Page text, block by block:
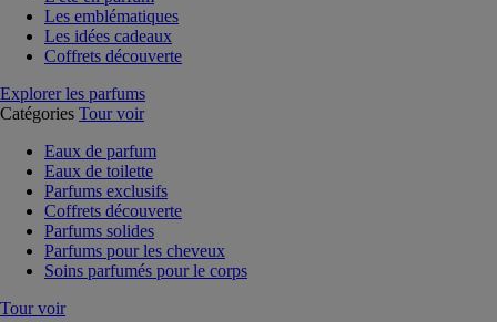
Les emblématiques
Les idées cadeaux
Coffrets découverte
Explorer les parfums
Catégories Tour voir
Eaux de parfum
Eaux de toilette
Parfums exclusifs
Coffrets découverte
Parfums solides
Parfums pour les cheveux
Soins parfumés pour le corps
Tour voir